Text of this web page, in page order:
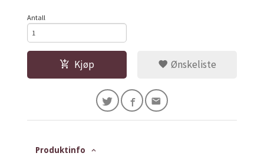
Antall
Kjøp Ønskeliste
Produktinfo